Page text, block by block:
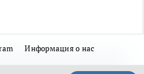
Информация о нас